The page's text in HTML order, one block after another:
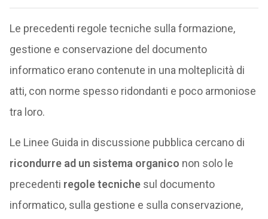
Le precedenti regole tecniche sulla formazione,
gestione e conservazione del documento
informatico erano contenute in una molteplicità di
atti, con norme spesso ridondanti e poco armoniose
tra loro.
Le Linee Guida in discussione pubblica cercano di
ricondurre ad un sistema organico non solo le
precedenti regole tecnichesul documento
informatico, sulla gestione e sulla conservazione,